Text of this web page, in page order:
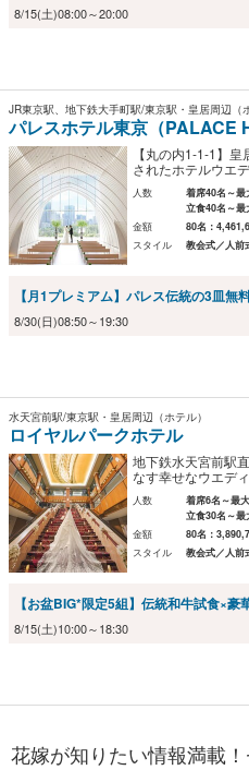
8/15(土)08:00～20:00
JR東京駅、地下鉄大手町駅/東京駅・皇居周辺（
パレスホテル東京（PALACE
【丸の内1-1-1】
されたホテルウエ
人数
着席40名～最
立食40名～最
金額
80名：
スタイル
教会式／人前
【月1プレミアム】パレス伝統の3皿無
8/30(日)08:50～19:30
水天宮前駅/東京駅・皇居周辺（ホテル）
ロイヤルパークホテル
地下鉄水天宮前駅
なす幸せなウエデ
人数
着席6名～最
立食30名～最
金額
80名：
スタイル
教会式／人前
【お盆BIG*限定5組】伝統和牛試食×豪
8/15(土)10:00～18:30
花嫁が知りたい情報満載